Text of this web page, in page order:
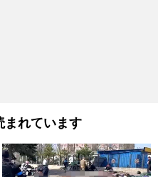
まれています